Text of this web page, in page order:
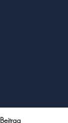
Beitrag